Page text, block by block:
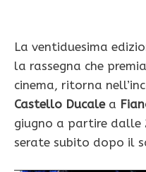
La ventiduesima
la rassegna che
cinema, ritorna
Castello Ducalea
giugno a partire dalle
serate subito dopo il